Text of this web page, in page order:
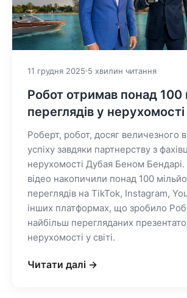
11 грудня 2025 5 хвилин читання
Робот отримав понад 100
переглядів у
Роберт, робот, досяг величезного
успіху завдяки партнерству з
нерухомості Дубая Беном Бендарі.
відео накопичили понад 100
переглядів на TikTok, Instagram,
інших платформах, що зробило
найбільш перегляданих
нерухомості у світі.
Читати далі →